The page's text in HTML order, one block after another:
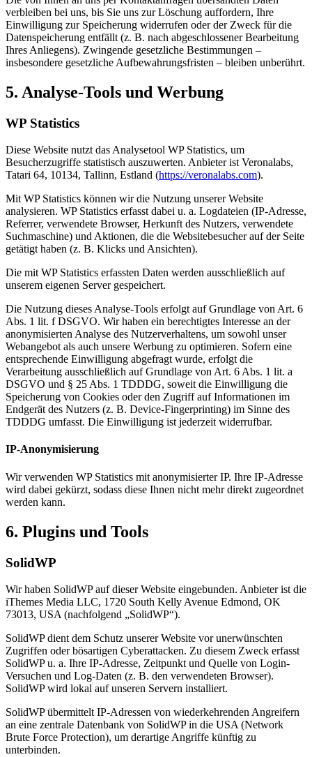
verbleiben bei uns, bis Sie uns zur Löschung auffordern, Ihre
Einwilligung zur Speicherung widerrufen oder der Zweck für die
Datenspeicherung entfällt (z. B. nach abgeschlossener Bearbeitung
Ihres Anliegens). Zwingende gesetzliche Bestimmungen –
insbesondere gesetzliche Aufbewahrungsfristen – bleiben unberührt.
5. Analyse-Tools und Werbung
WP Statistics
Diese Website nutzt das Analysetool WP Statistics, um
Besucherzugriffe statistisch auszuwerten. Anbieter ist Veronalabs,
Tatari 64, 10134, Tallinn, Estland (https://veronalabs.com).
Mit WP Statistics können wir die Nutzung unserer Website
analysieren. WP Statistics erfasst dabei u. a. Logdateien (IP-Adresse,
Referrer, verwendete Browser, Herkunft des Nutzers, verwendete
Suchmaschine) und Aktionen, die die Websitebesucher auf der Seite
getätigt haben (z. B. Klicks und Ansichten).
Die mit WP Statistics erfassten Daten werden ausschließlich auf
unserem eigenen Server gespeichert.
Die Nutzung dieses Analyse-Tools erfolgt auf Grundlage von Art. 6
Abs. 1 lit. f DSGVO. Wir haben ein berechtigtes Interesse an der
anonymisierten Analyse des Nutzerverhaltens, um sowohl unser
Webangebot als auch unsere Werbung zu optimieren. Sofern eine
entsprechende Einwilligung abgefragt wurde, erfolgt die
Verarbeitung ausschließlich auf Grundlage von Art. 6 Abs. 1 lit. a
DSGVO und § 25 Abs. 1 TDDDG, soweit die Einwilligung die
Speicherung von Cookies oder den Zugriff auf Informationen im
Endgerät des Nutzers (z. B. Device-Fingerprinting) im Sinne des
TDDDG umfasst. Die Einwilligung ist jederzeit widerrufbar.
IP-Anonymisierung
Wir verwenden WP Statistics mit anonymisierter IP. Ihre IP-Adresse
wird dabei gekürzt, sodass diese Ihnen nicht mehr direkt zugeordnet
werden kann.
6. Plugins und Tools
SolidWP
Wir haben SolidWP auf dieser Website eingebunden. Anbieter ist die
iThemes Media LLC, 1720 South Kelly Avenue Edmond, OK
73013, USA (nachfolgend „SolidWP“).
SolidWP dient dem Schutz unserer Website vor unerwünschten
Zugriffen oder bösartigen Cyberattacken. Zu diesem Zweck erfasst
SolidWP u. a. Ihre IP-Adresse, Zeitpunkt und Quelle von Login-
Versuchen und Log-Daten (z. B. den verwendeten Browser).
SolidWP wird lokal auf unseren Servern installiert.
SolidWP übermittelt IP-Adressen von wiederkehrenden Angreifern
an eine zentrale Datenbank von SolidWP in die USA (Network
Brute Force Protection), um derartige Angriffe künftig zu
unterbinden.